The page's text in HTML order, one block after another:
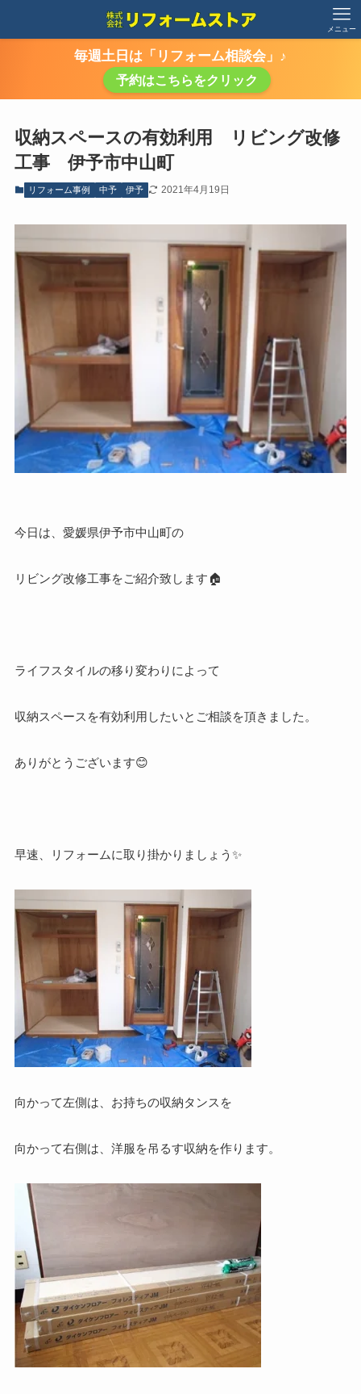
メニュー
毎週土日は「リフォーム相談会」♪
予約はこちらをクリック
収納スペースの有効利用 リビング改修
工事 伊予市中山町
リフォーム事例 中予 伊予 2021年4月19日
今日は、愛媛県伊予市中山町の
リビング改修工事をご紹介致します🏠
ライフスタイルの移り変わりによって
収納スペースを有効利用したいとご相談を頂きました。
ありがとうございます😊
早速、リフォームに取り掛かりましょう✨
向かって左側は、お持ちの収納タンスを
向かって右側は、洋服を吊るす収納を作ります。